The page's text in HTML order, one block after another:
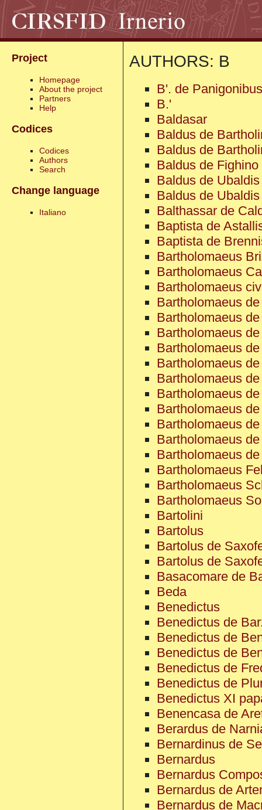
Project
Homepage
About the project
Partners
Help
Codices
Codices
Authors
Search
Change language
Italiano
AUTHORS: B
B'. de Panigonibus
B.'
Baldasar
Baldus de
Baldus de
Baldus de Fighino
Baldus de Ubaldis
Baldus de
Balthassar de
Baptista de
Baptista de
Bartholomaeus
Bartholomaeus
Bartholomaeus
Bartholomaeus
Bartholomaeus
Bartholomaeus
Bartholomaeus
Bartholomaeus
Bartholomaeus
Bartholomaeus
Bartholomaeus
Bartholomaeus
Bartholomaeus
Bartholomaeus
Bartholomaeus
Bartholomaeus
Bartholomaeus
Bartolini
Bartolus
Bartolus de
Bartolus de
Basacomare de
Beda
Benedictus
Benedictus de
Benedictus de
Benedictus de
Benedictus de
Benedictus de
Benedictus XI
Benencasa de
Berardus de
Bernardinus de
Bernardus
Bernardus
Bernardus de
Bernardus de